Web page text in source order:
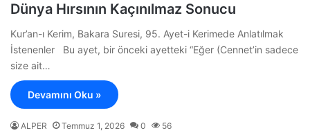
Dünya Hırsının Kaçınılmaz Sonucu
Kur’an-ı Kerim, Bakara Suresi, 95. Ayet-i Kerimede Anlatılmak
İstenenler Bu ayet, bir önceki ayetteki “Eğer (Cennet’in sadece
size ait…
Devamını Oku »
ALPER Temmuz 1, 2026 0 56